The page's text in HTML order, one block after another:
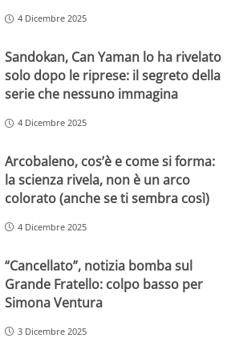
4 Dicembre 2025
Sandokan, Can Yaman lo ha rivelato
solo dopo le riprese: il segreto della
serie che nessuno immagina
4 Dicembre 2025
Arcobaleno, cos’è e come si forma:
la scienza rivela, non è un arco
colorato (anche se ti sembra così)
4 Dicembre 2025
“Cancellato”, notizia bomba sul
Grande Fratello: colpo basso per
Simona Ventura
3 Dicembre 2025